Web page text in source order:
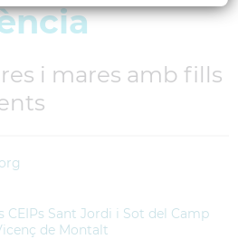
i mares amb fills
CEIPs Sant Jordi i Sot del Camp
de Montalt